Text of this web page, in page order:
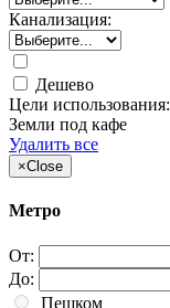
Канализация:
Дешево
Цели использования:
Земли под кафе
Удалить все
×Close
Метро
От:
До:
Пешком